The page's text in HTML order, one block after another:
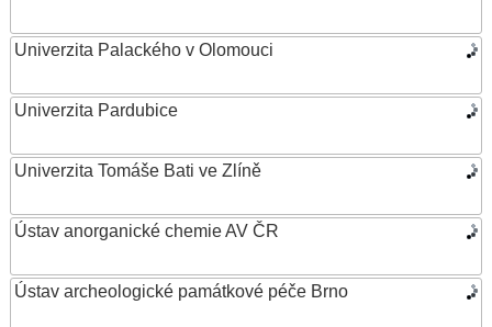
Univerzita Palackého v Olomouci
Univerzita Pardubice
Univerzita Tomáše Bati ve Zlíně
Ústav anorganické chemie AV ČR
Ústav archeologické památkové péče Brno